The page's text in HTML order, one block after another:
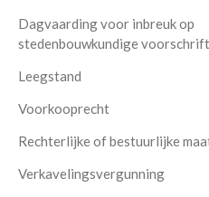
Dagvaarding voor inbreuk op
stedenbouwkundige
Leegstand
Voorkooprecht
Rechterlijke of bestuurlijke
Verkavelingsvergunning